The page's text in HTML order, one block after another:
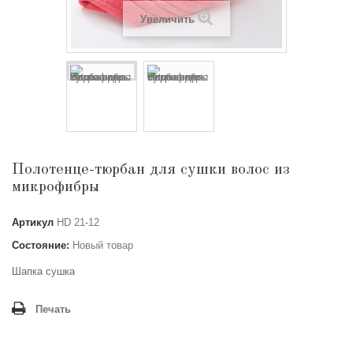
Увеличить
Полотенце-тюрбан для сушки волос из
микрофибры
Артикул HD 21-12
Состояние: Новый товар
Шапка сушка
Печать